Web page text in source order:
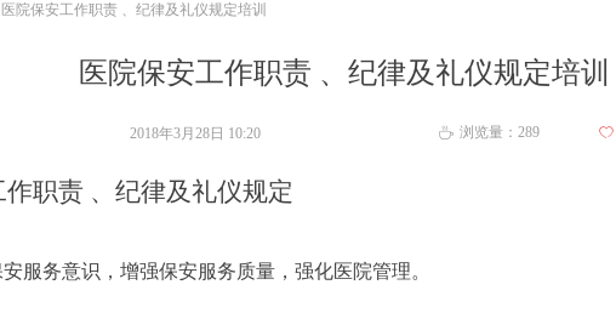
医院保安工作职责 、纪律及礼仪规定培训
医院保安工作职责 、纪律及礼仪规定培训
作职责 、纪律及礼仪规定
服务意识，增强保安服务质量，强化医院管理。
2018年3月28日 10:20 ꄘ 浏览量： 289 ꄀ